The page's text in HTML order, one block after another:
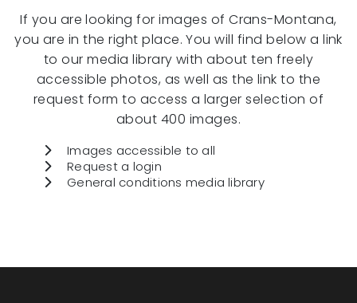
If you are looking for images of Crans-Montana,
you are in the right place. You will find below a link
to our media library with about ten freely
accessible photos, as well as the link to the
request form to access a larger selection of
about 400 images.
Images accessible to all
Request a login
General conditions media library